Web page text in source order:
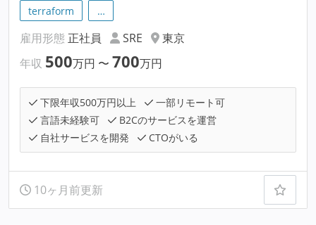
terraform
…
雇用形態 正社員 SRE
東京
年収 500万円 〜 700万円
下限年収500万円以上
一部リモート可
言語未経験可
B2Cのサービスを運営
自社サービスを開発
CTOがいる
10ヶ月前更新